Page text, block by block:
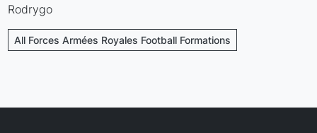
Rodrygo
All Forces Armées Royales Football Formations